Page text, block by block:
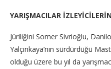
YARIŞMACILAR
Jüriliğini Somer Sivrioğlu,
Yalçınkaya’nın sürdürdüğü
olduğu üzere bu yıl da